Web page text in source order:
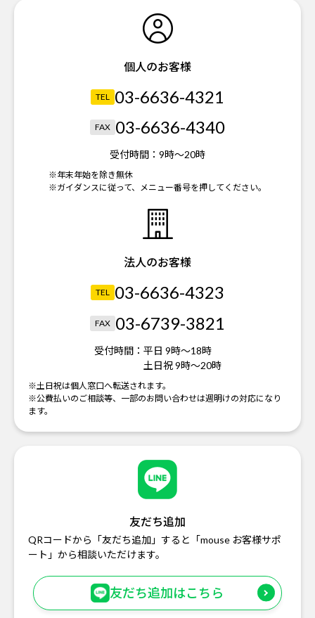
個人のお客様
TEL 03-6636-4321
FAX 03-6636-4340
受付時間： 9時～20時
※年末年始を除き無休
※ガイダンスに従って、メニュー番号を押してください。
法人のお客様
TEL 03-6636-4323
FAX 03-6739-3821
受付時間： 平日 9時～18時
土日祝 9時～20時
※土日祝は個人窓口へ転送されます。
※公費払いのご相談等、一部のお問い合わせは週明けの対応になり
ます。
友だち追加
QRコードから「友だち追加」すると「mouse お客様サポ
ート」から相談いただけます。
友だち追加はこちら